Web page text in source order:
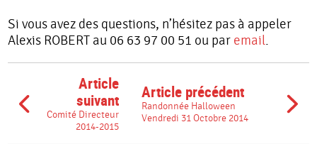
Si vous avez des questions, n’hésitez pas à appeler
Alexis ROBERT au 06 63 97 00 51 ou par email.
Article
suivant
Comité Directeur
2014-2015
Article précédent
Randonnée Halloween
Vendredi 31 Octobre 2014